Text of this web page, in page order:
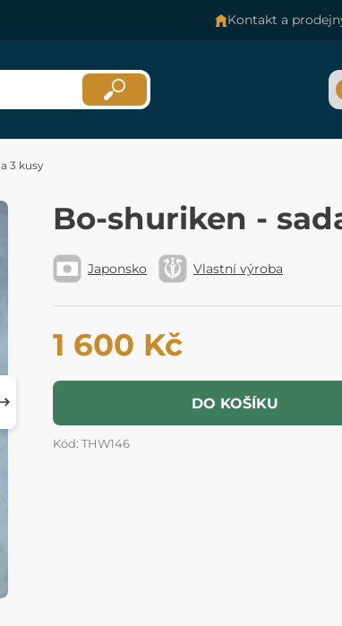
Kontakt a
3 kusy
Bo-shuriken -
Japonsko Vlastní výroba
1 600 Kč
DO KOŠÍKU
Kód: THW146